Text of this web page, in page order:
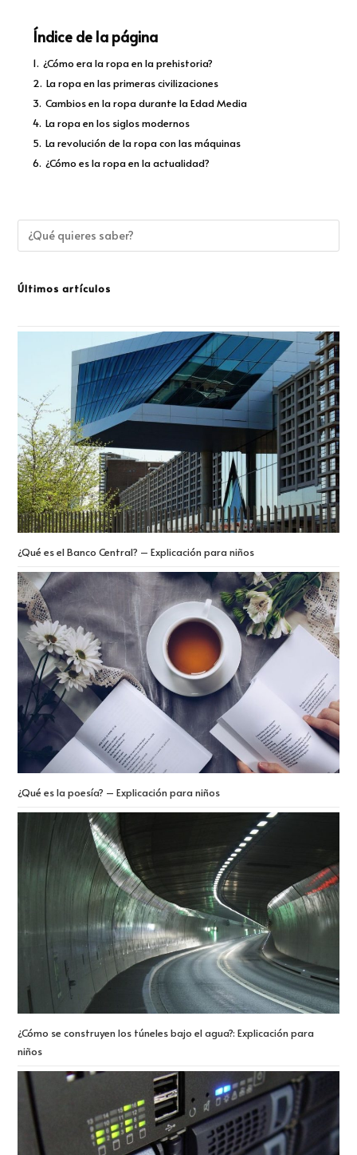
Índice de la página
1. ¿Cómo era la ropa en la prehistoria?
2. La ropa en las primeras civilizaciones
3. Cambios en la ropa durante la Edad Media
4. La ropa en los siglos modernos
5. La revolución de la ropa con las máquinas
6. ¿Cómo es la ropa en la actualidad?
Últimos artículos
¿Qué es el Banco Central? – Explicación para niños
¿Qué es la poesía? – Explicación para niños
¿Cómo se construyen los túneles bajo el agua?: Explicación para
niños